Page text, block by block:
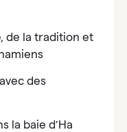
de la tradition et
des
la baie d’Ha